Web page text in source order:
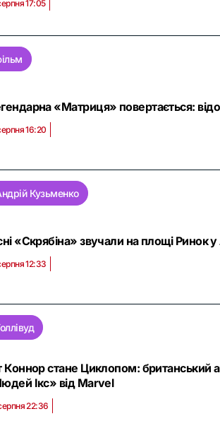
17:05
«Матриця» повертається:
16:20
Кузьменко
«Скрябіна» звучали на площі Ринок
12:33
Коннор стане Циклопом: британський
Ікс» від Marvel
22:36